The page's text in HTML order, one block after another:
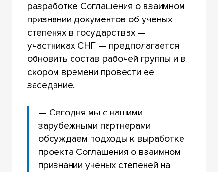
разработке Соглашения о взаимном
признании документов об ученых
степенях в государствах —
участниках СНГ — предполагается
обновить состав рабочей группы и в
скором времени провести ее
заседание.
— Сегодня мы с нашими
зарубежными партнерами
обсуждаем подходы к выработке
проекта Соглашения о взаимном
признании ученых степеней на